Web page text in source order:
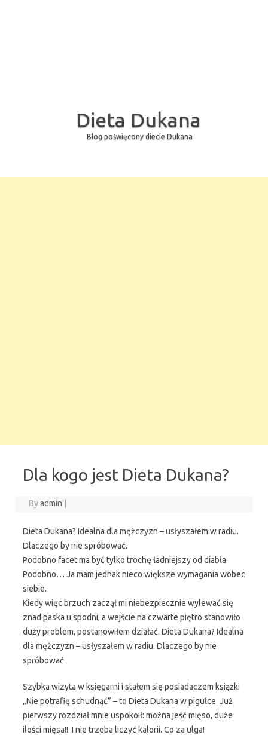
Dieta Dukana
Blog poświęcony diecie Dukana
Dla kogo jest Dieta Dukana?
Byadmin
Dieta Dukana? Idealna dla mężczyzn – usłyszałem w radiu.
Dlaczego by nie spróbować.
Podobno facet ma być tylko trochę ładniejszy od diabła.
Podobno… Ja mam jednak nieco większe wymagania wobec
siebie.
Kiedy więc brzuch zaczął mi niebezpiecznie wylewać się
znad paska u spodni, a wejście na czwarte piętro stanowiło
duży problem, postanowiłem działać. Dieta Dukana? Idealna
dla mężczyzn – usłyszałem w radiu. Dlaczego by nie
spróbować.
Szybka wizyta w księgarni i stałem się posiadaczem książki
„Nie potrafię schudnąć” – to Dieta Dukana w pigułce. Już
pierwszy rozdział mnie uspokoił: można jeść mięso, duże
ilości mięsa!!. I nie trzeba liczyć kalorii. Co za ulga!